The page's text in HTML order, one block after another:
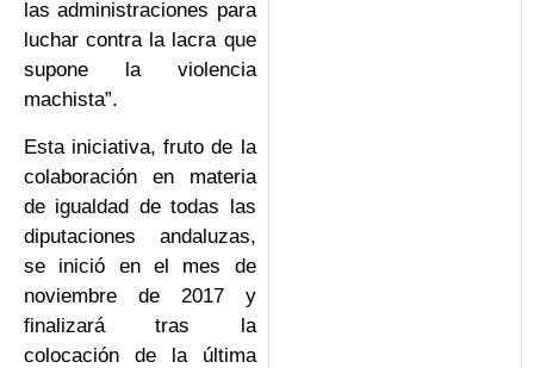
las administraciones para
luchar contra la lacra que
supone la violencia
machista”.
Esta iniciativa, fruto de la
colaboración en materia
de igualdad de todas las
diputaciones andaluzas,
se inició en el mes de
noviembre de 2017 y
finalizará tras la
colocación de la última